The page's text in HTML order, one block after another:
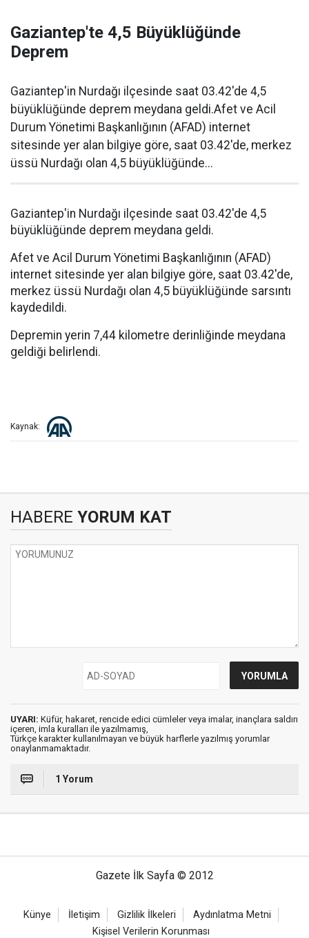
Gaziantep'te 4,5 Büyüklüğünde
Deprem
Gaziantep'in Nurdağı ilçesinde saat 03.42'de 4,5
büyüklüğünde deprem meydana geldi.Afet ve Acil
Durum Yönetimi Başkanlığının (AFAD) internet
sitesinde yer alan bilgiye göre, saat 03.42'de, merkez
üssü Nurdağı olan 4,5 büyüklüğünde...
Gaziantep'in Nurdağı ilçesinde saat 03.42'de 4,5
büyüklüğünde deprem meydana geldi.
Afet ve Acil Durum Yönetimi Başkanlığının (AFAD)
internet sitesinde yer alan bilgiye göre, saat 03.42'de,
merkez üssü Nurdağı olan 4,5 büyüklüğünde sarsıntı
kaydedildi.
Depremin yerin 7,44 kilometre derinliğinde meydana
geldiği belirlendi.
Kaynak:
HABERE YORUM KAT
UYARI: Küfür, hakaret, rencide edici cümleler veya imalar, inançlara saldırı
içeren, imla kuralları ile yazılmamış,
Türkçe karakter kullanılmayan ve büyük harflerle yazılmış yorumlar
onaylanmamaktadır.
1 Yorum
Gazete İlk Sayfa © 2012
Künye İletişim Gizlilik İlkeleri
Aydınlatma Metni
Kişisel Verilerin Korunması